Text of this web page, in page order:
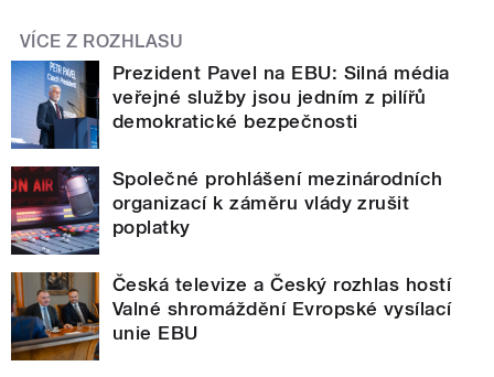
VÍCE Z ROZHLASU
Prezident Pavel na EBU: Silná média
veřejné služby jsou jedním z pilířů
demokratické bezpečnosti
Společné prohlášení mezinárodních
organizací k záměru vlády zrušit
poplatky
Česká televize a Český rozhlas hostí
Valné shromáždění Evropské vysílací
unie EBU